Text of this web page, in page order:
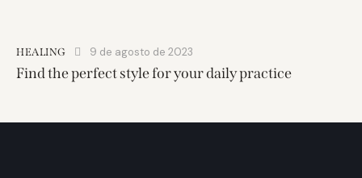
HEALING 9 de agosto de 2023
Find the perfect style for your daily practice